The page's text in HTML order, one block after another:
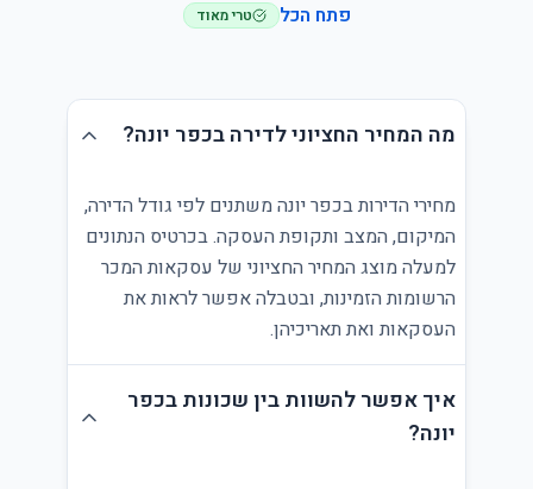
פתח הכל טרי מאוד
מה המחיר החציוני לדירה בכפר יונה?
מחירי הדירות בכפר יונה משתנים לפי גודל הדירה,
המיקום, המצב ותקופת העסקה. בכרטיס הנתונים
למעלה מוצג המחיר החציוני של עסקאות המכר
הרשומות הזמינות, ובטבלה אפשר לראות את
העסקאות ואת תאריכיהן.
איך אפשר להשוות בין שכונות בכפר
יונה?